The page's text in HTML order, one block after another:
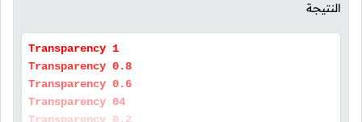
النتيجة
Transparency 1
Transparency 0.8
Transparency 0.6
Transparency 04